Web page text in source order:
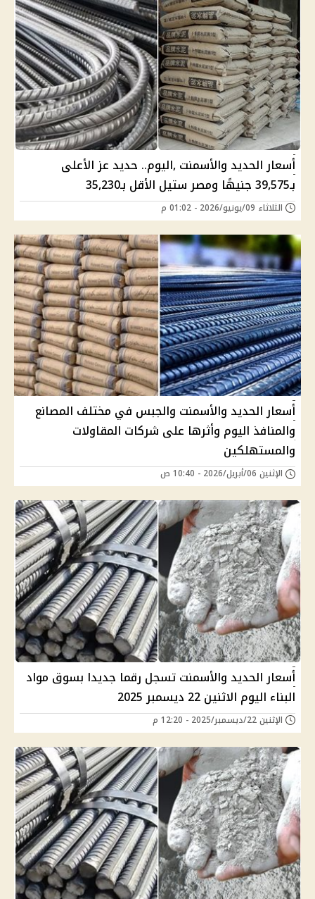
أسعار الحديد والأسمنت ,اليوم.. حديد عز الأعلى
بـ39,575 جنيهًا ومصر ستيل الأقل بـ35,230
الثلاثاء 09/يونيو/2026 - 01:02 م
أسعار الحديد والأسمنت والجبس في مختلف المصانع
والمنافذ اليوم وأثرها على شركات المقاولات
والمستهلكين
الإثنين 06/أبريل/2026 - 10:40 ص
أسعار الحديد والأسمنت تسجل رقما جديدا بسوق مواد
البناء اليوم الاثنين 22 ديسمبر 2025
الإثنين 22/ديسمبر/2025 - 12:20 م